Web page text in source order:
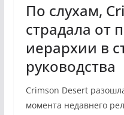
По слухам,
страдала от
иерархии в
руководства
Crimson Desert
момента недавнего